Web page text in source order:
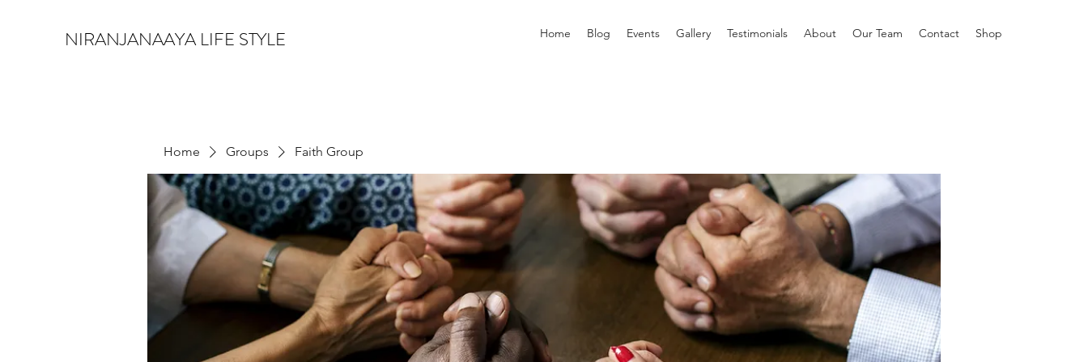
NIRANJANAAYA LIFE STYLE Home Blog Events Gallery Testimonials About Our Team Contact Shop
Home Groups Faith Group